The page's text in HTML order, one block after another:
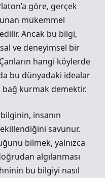
göre, gerçek
mükemmel
Ancak bu bilgi,
ve deneyimsel bir
hangi köylerde
bu dünyadaki idealar
bağ kurmak demektir.
insanın
savunur.
bilmek, yalnızca
algılanması
bu bilgiyi nasıl